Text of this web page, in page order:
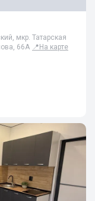
мкр. Татарская
66А 📍 На карте